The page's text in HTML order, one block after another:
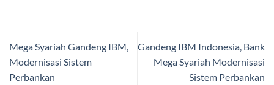
Mega Syariah Gandeng IBM,
Modernisasi Sistem
Perbankan
Gandeng IBM Indonesia, Bank
Mega Syariah Modernisasi
Sistem Perbankan